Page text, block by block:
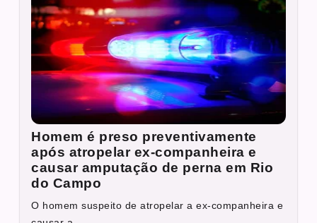
Homem é preso preventivamente
após atropelar ex-companheira e
causar amputação de perna em Rio
do Campo
O homem suspeito de atropelar a ex-companheira e